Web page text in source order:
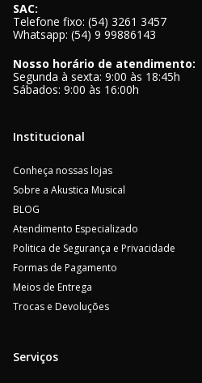
SAC:
Telefone fixo: (54) 3261 3457
Whatsapp: (54) 9 99886143
Nosso horário de atendimento:
Segunda à sexta: 9:00 às 18:45h
Sábados: 9:00 às 16:00h
Institucional
Conheça nossas lojas
Sobre a Akustica Musical
BLOG
Atendimento Especializado
Politica de Segurança e Privacidade
Formas de Pagamento
Meios de Entrega
Trocas e Devoluções
Serviços